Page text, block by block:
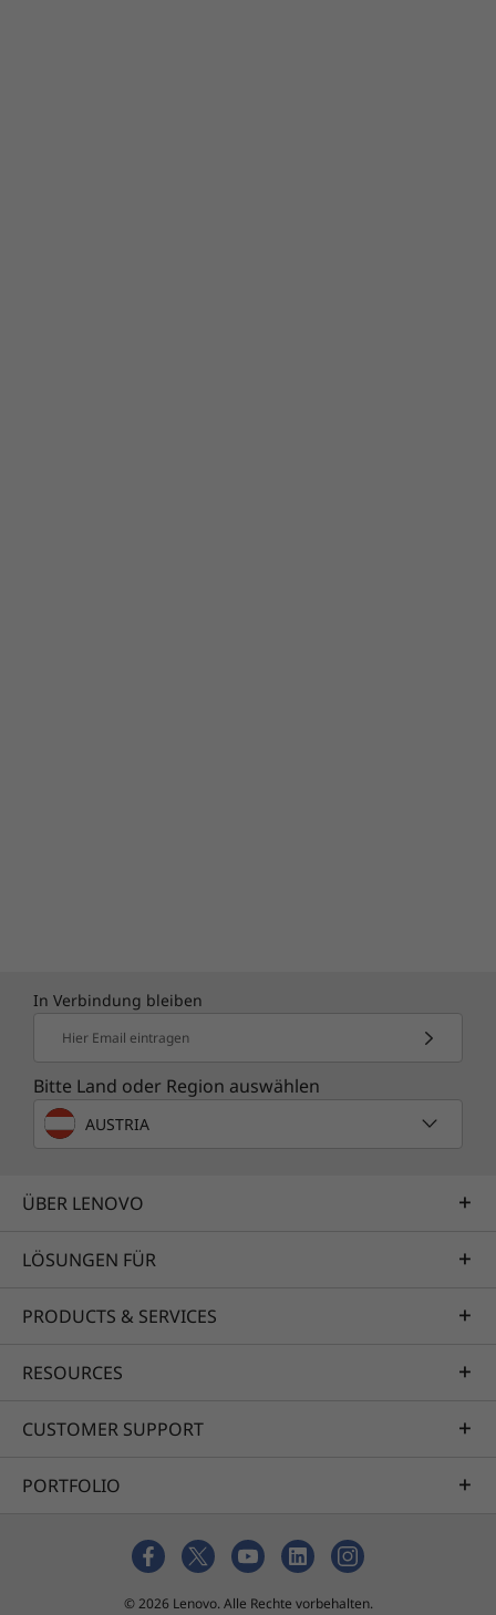
In Verbindung bleiben
Hier Email eintragen
Bitte Land oder Region auswählen
AUSTRIA
ÜBER LENOVO
LÖSUNGEN FÜR
PRODUCTS & SERVICES
RESOURCES
CUSTOMER SUPPORT
PORTFOLIO
© 2026 Lenovo. Alle Rechte vorbehalten.